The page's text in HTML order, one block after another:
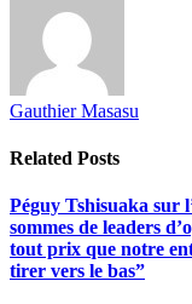
Gauthier Masasu
Related Posts
Péguy Tshisuaka sur
sommes de leaders
tout prix que notre
tirer vers le bas”